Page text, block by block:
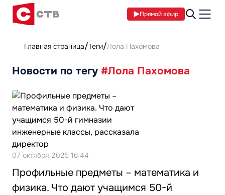
Прямой эфир
Главная страница Теги Лола Пахомова
Новости по тегу #Лола Пахомова
07 октября 2025 16:44
Профильные предметы – математика и
физика. Что дают учащимся 50-й